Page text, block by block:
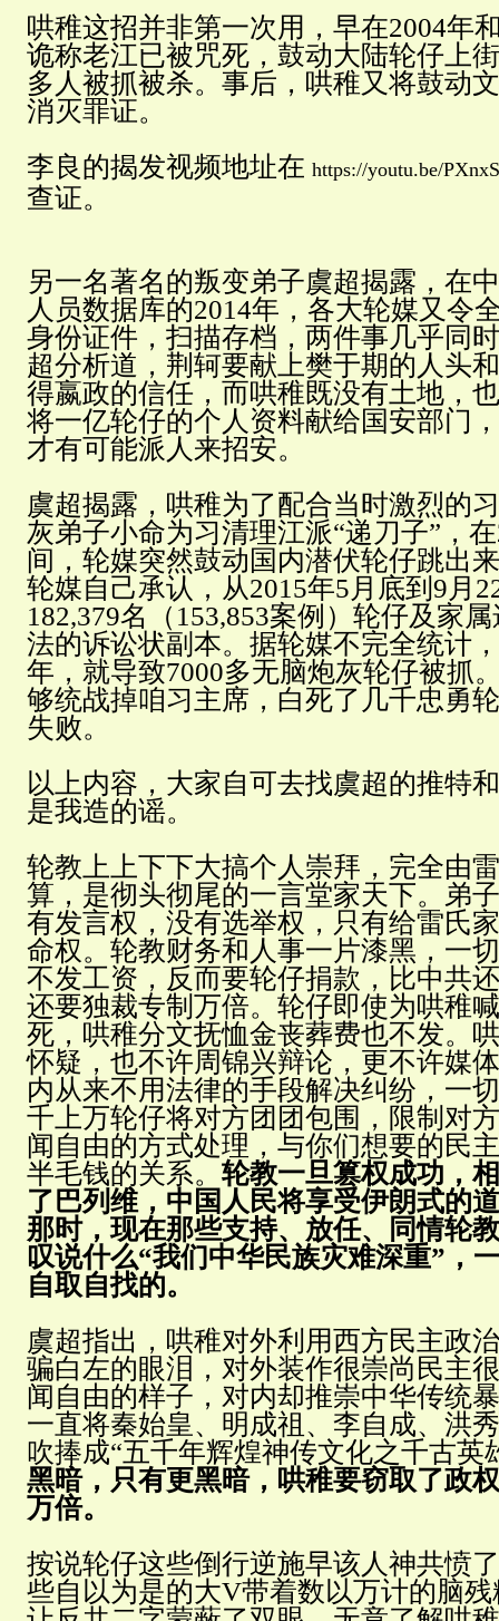
哄稚这招并非第一次用，早在2004年
诡称老江已被咒死，鼓动大陆轮仔上
多人被抓被杀。事后，哄稚又将鼓动
消灭罪证。
李良的揭发视频地址在 https://youtu.be/
查证。
另一名著名的叛变弟子虞超揭露，在
人员数据库的2014年，各大轮媒又令
身份证件，扫描存档，两件事几乎同
超分析道，荆轲要献上樊于期的人头
得嬴政的信任，而哄稚既没有土地，
将一亿轮仔的个人资料献给国安部门
才有可能派人来招安。
虞超揭露，哄稚为了配合当时激烈的
灰弟子小命为习清理江派“递刀子”，
间，轮媒突然鼓动国内潜伏轮仔跳出
轮媒自己承认，从2015年5月底到9月
182,379名（153,853案例）轮仔及家
法的诉讼状副本。据轮媒不完全统计
年，就导致7000多无脑炮灰轮仔被抓
够统战掉咱习主席，白死了几千忠勇
失败。
以上内容，大家自可去找虞超的推特
是我造的谣。
轮教上上下下大搞个人崇拜，完全由
算，是彻头彻尾的一言堂家天下。弟
有发言权，没有选举权，只有给雷氏
命权。轮教财务和人事一片漆黑，一
不发工资，反而要轮仔捐款，比中共
还要独裁专制万倍。轮仔即使为哄稚
死，哄稚分文抚恤金丧葬费也不发。
怀疑，也不许周锦兴辩论，更不许媒
内从来不用法律的手段解决纠纷，一
千上万轮仔将对方团团包围，限制对
闻自由的方式处理，与你们想要的民
半毛钱的关系。 轮教一旦篡权成功，
了巴列维，中国人民将享受伊朗式的
那时，现在那些支持、放任、同情轮
叹说什么“我们中华民族灾难深重”，
自取自找的。
虞超指出，哄稚对外利用西方民主政
骗白左的眼泪，对外装作很崇尚民主
闻自由的样子，对内却推崇中华传统
一直将秦始皇、明成祖、李自成、洪
吹捧成“五千年辉煌神传文化之千古英
黑暗，只有更黑暗，哄稚要窃取了政
万倍。
按说轮仔这些倒行逆施早该人神共愤
些自以为是的大V带着数以万计的脑